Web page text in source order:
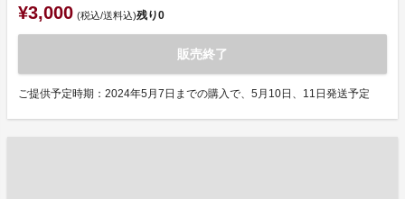
¥3,000 (税込/送料込)残り0
販売終了
ご提供予定時期：2024年5月7日までの購入で、5月10日、11日発送予定